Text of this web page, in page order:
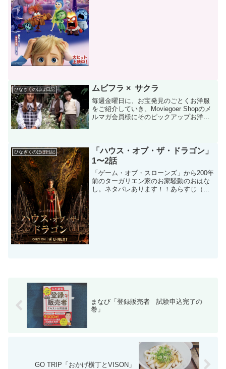
ひなぎくのほぼ日記 ムビフラ × サクラ
毎週金曜日に、お宝発見のごとくお洋服
をご紹介していき、Moviegoer Shopのメ
ルマガ会員様にそのピックアップお洋服
の...
ひなぎくのほぼ日記
「ハウス・オブ・ザ・ドラゴン」
1〜2話
「ゲーム・オブ・スローンズ」から200年
前のターガリエン家のお家騒動のおはな
し。ネタバレあります！！あらすじ（ネ
まなび「登録販売者 試験申込完了の
巻」
GO TRIP「おかげ横丁とVISON」